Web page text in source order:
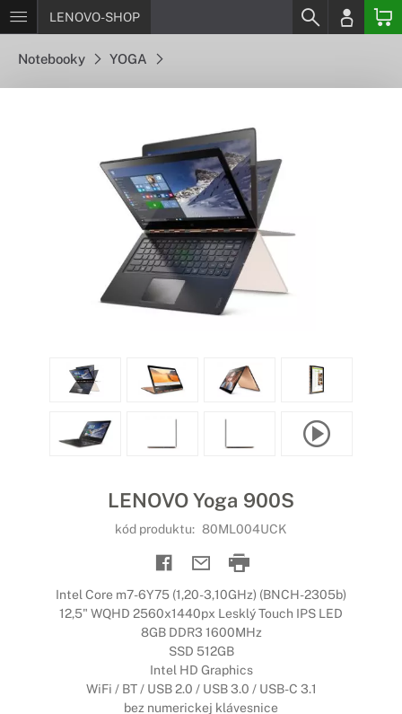
LENOVO-SHOP
Notebooky YOGA
LENOVO Yoga 900S
kód produktu: 80ML004UCK
Intel Core m7-6Y75 (1,20-3,10GHz) (BNCH-2305b)
12,5" WQHD 2560x1440px Lesklý Touch IPS LED
8GB DDR3 1600MHz
SSD 512GB
Intel HD Graphics
WiFi / BT / USB 2.0 / USB 3.0 / USB-C 3.1
bez numerickej klávesnice